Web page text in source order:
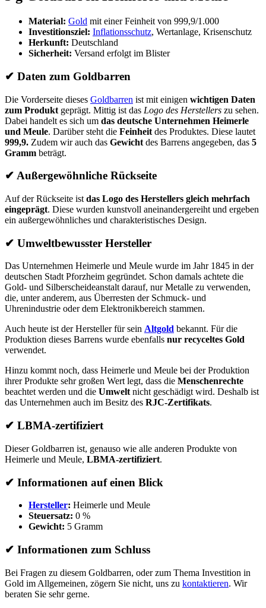
Material: Gold mit einer Feinheit von 999,9/1.000
Investitionsziel: Inflationsschutz, Wertanlage, Krisenschutz
Herkunft: Deutschland
Sicherheit: Versand erfolgt im Blister
✔ Daten zum Goldbarren
Die Vorderseite dieses Goldbarren ist mit einigen wichtigen Daten
zum Produkt geprägt. Mittig ist das Logo des Herstellers zu sehen.
Dabei handelt es sich um das deutsche Unternehmen Heimerle
und Meule. Darüber steht die Feinheit des Produktes. Diese lautet
999,9. Zudem wir auch das Gewicht des Barrens angegeben, das 5
Gramm beträgt.
✔ Außergewöhnliche Rückseite
Auf der Rückseite ist das Logo des Herstellers gleich mehrfach
eingeprägt. Diese wurden kunstvoll aneinandergereiht und ergeben
ein außergewöhnliches und charakteristisches Design.
✔ Umweltbewusster Hersteller
Das Unternehmen Heimerle und Meule wurde im Jahr 1845 in der
deutschen Stadt Pforzheim gegründet. Schon damals achtete die
Gold- und Silberscheideanstalt darauf, nur Metalle zu verwenden,
die, unter anderem, aus Überresten der Schmuck- und
Uhrenindustrie oder dem Elektronikbereich stammen.
Auch heute ist der Hersteller für sein Altgold bekannt. Für die
Produktion dieses Barrens wurde ebenfalls nur recyceltes Gold
verwendet.
Hinzu kommt noch, dass Heimerle und Meule bei der Produktion
ihrer Produkte sehr großen Wert legt, dass die Menschenrechte
beachtet werden und die Umweltnicht geschädigt wird. Deshalb ist
das Unternehmen auch im Besitz des RJC-Zertifikats.
✔ LBMA-zertifiziert
Dieser Goldbarren ist, genauso wie alle anderen Produkte von
Heimerle und Meule, LBMA-zertifiziert.
✔ Informationen auf einen Blick
Hersteller: Heimerle und Meule
Steuersatz: 0 %
Gewicht: 5 Gramm
✔ Informationen zum Schluss
Bei Fragen zu diesem Goldbarren, oder zum Thema Investition in
Gold im Allgemeinen, zögern Sie nicht, uns zu kontaktieren. Wir
beraten Sie sehr gerne.